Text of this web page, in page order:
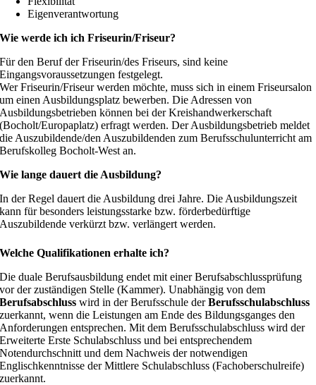
Eigenverantwortung
Wie werde ich ich Friseurin/Friseur?
Für den Beruf der Friseurin/des Friseurs, sind keine
Eingangsvoraussetzungen festgelegt.
Wer Friseurin/Friseur werden möchte, muss sich in einem Friseursalon
um einen Ausbildungsplatz bewerben. Die Adressen von
Ausbildungsbetrieben können bei der Kreishandwerkerschaft
(Bocholt/Europaplatz) erfragt werden. Der Ausbildungsbetrieb meldet
die Auszubildende/den Auszubildenden zum Berufsschulunterricht am
Berufskolleg Bocholt-West an.
Wie lange dauert die Ausbildung?
In der Regel dauert die Ausbildung drei Jahre. Die Ausbildungszeit
kann für besonders leistungsstarke bzw. förderbedürftige
Auszubildende verkürzt bzw. verlängert werden.
Welche Qualifikationen erhalte ich?
Die duale Berufsausbildung endet mit einer Berufsabschlussprüfung
vor der zuständigen Stelle (Kammer). Unabhängig von dem
Berufsabschluss wird in der Berufsschule derBerufsschulabschluss
zuerkannt, wenn die Leistungen am Ende des Bildungsganges den
Anforderungen entsprechen. Mit dem Berufsschulabschluss wird der
Erweiterte Erste Schulabschluss und bei entsprechendem
Notendurchschnitt und dem Nachweis der notwendigen
Englischkenntnisse der Mittlere Schulabschluss (Fachoberschulreife)
zuerkannt.